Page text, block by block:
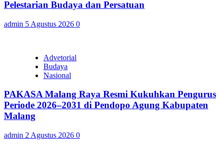
Pelestarian Budaya dan Persatuan
admin 5 Agustus 2026 0
Advetorial
Budaya
Nasional
PAKASA Malang Raya Resmi Kukuhkan Pengurus
Periode 2026–2031 di Pendopo Agung Kabupaten
Malang
admin 2 Agustus 2026 0